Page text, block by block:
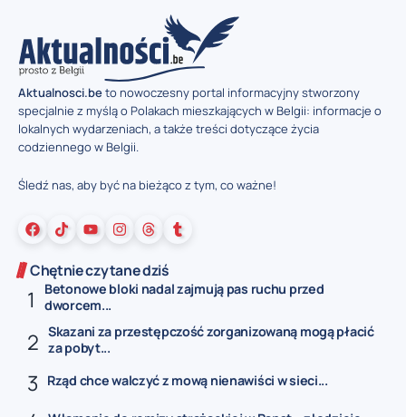
Aktualnosci.beto nowoczesny portal informacyjny stworzony
specjalnie z myślą o Polakach mieszkających w Belgii: informacje o
lokalnych wydarzeniach, a także treści dotyczące życia
codziennego w Belgii.
Śledź nas, aby być na bieżąco z tym, co ważne!
Chętnie czytane dziś
Betonowe bloki nadal zajmują pas ruchu przed
dworcem...
Skazani za przestępczość zorganizowaną mogą płacić
za pobyt...
Rząd chce walczyć z mową nienawiści w sieci...